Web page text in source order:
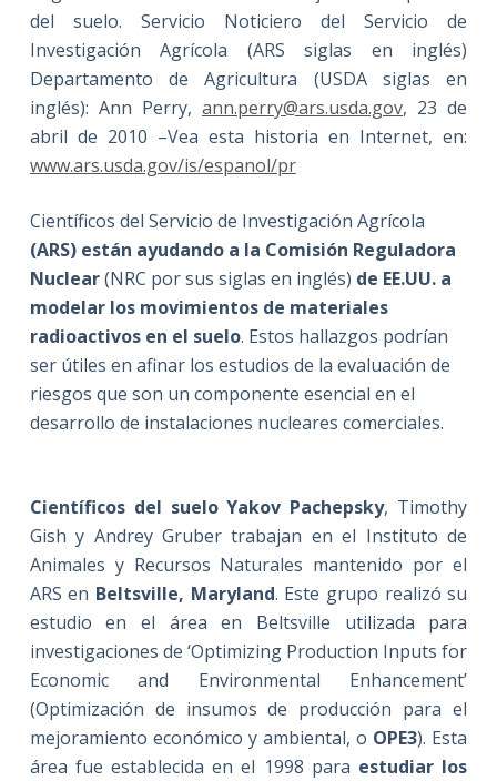
del suelo. Servicio Noticiero del Servicio de
Investigación Agrícola (ARS siglas en inglés)
Departamento de Agricultura (USDA siglas en
inglés): Ann Perry,ann.perry@ars.usda.gov, 23 de
abril de 2010 –Vea esta historia en Internet, en:
www.ars.usda.gov/is/espanol/pr
Científicos del Servicio de Investigación Agrícola
(ARS) están ayudando a la Comisión Reguladora
Nuclear(NRC por sus siglas en inglés) de EE.UU. a
modelar los movimientos de materiales
radioactivos en el suelo. Estos hallazgos podrían
ser útiles en afinar los estudios de la evaluación de
riesgos que son un componente esencial en el
desarrollo de instalaciones nucleares comerciales.
Científicos del suelo Yakov Pachepsky, Timothy
Gish y Andrey Gruber trabajan en el Instituto de
Animales y Recursos Naturales mantenido por el
ARS en Beltsville, Maryland. Este grupo realizó su
estudio en el área en Beltsville utilizada para
investigaciones de ‘Optimizing Production Inputs for
Economic and Environmental Enhancement’
(Optimización de insumos de producción para el
mejoramiento económico y ambiental, o OPE3). Esta
área fue establecida en el 1998 para estudiar los